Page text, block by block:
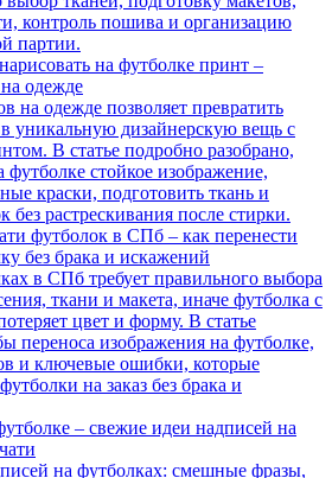
контроль пошива и организацию
партии.
на футболке принт –
одежде
на одежде позволяет превратить
уникальную дизайнерскую вещь с
В статье подробно разобрано,
футболке стойкое изображение,
краски, подготовить ткань и
без растрескивания после стирки.
футболок в СПб – как перенести
без брака и искажений
в СПб требует правильного выбора
ткани и макета, иначе футболка с
цвет и форму. В статье
переноса изображения на футболке,
и ключевые ошибки, которые
на заказ без брака и
– свежие идеи надписей на
на футболках: смешные фразы,